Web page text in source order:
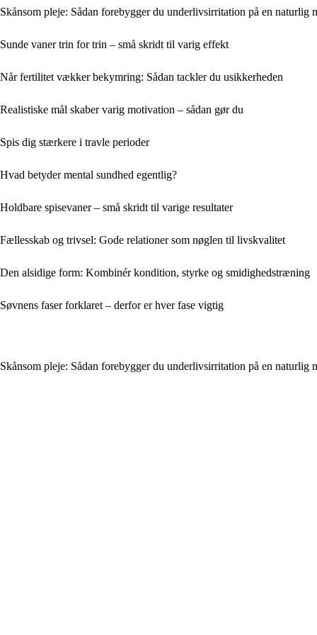
Skånsom pleje: Sådan forebygger du underlivsirritation på en naturlig
Sunde vaner trin for trin – små skridt til varig effekt
Når fertilitet vækker bekymring: Sådan tackler du usikkerheden
Realistiske mål skaber varig motivation – sådan gør du
Spis dig stærkere i travle perioder
Hvad betyder mental sundhed egentlig?
Holdbare spisevaner – små skridt til varige resultater
Fællesskab og trivsel: Gode relationer som nøglen til livskvalitet
Den alsidige form: Kombinér kondition, styrke og smidighedstræning
Søvnens faser forklaret – derfor er hver fase vigtig
Skånsom pleje: Sådan forebygger du underlivsirritation på en naturlig